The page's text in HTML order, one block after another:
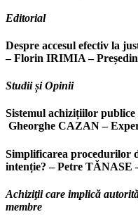
Editorial
Despre accesul efectiv la
– Florin IRIMIA –
Studii și Opinii
Sistemul achizițiilor
Gheorghe CAZAN –
Simplificarea procedurilor
intenție? – Petre TĂNASE
Achiziţii care implică
membre